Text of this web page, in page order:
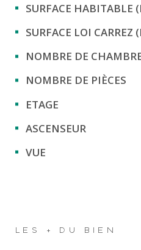
SURFACE HABITABLE
SURFACE LOI CARREZ
NOMBRE DE
NOMBRE DE PIÈCES
ETAGE
ASCENSEUR
VUE
LES + DU BIEN